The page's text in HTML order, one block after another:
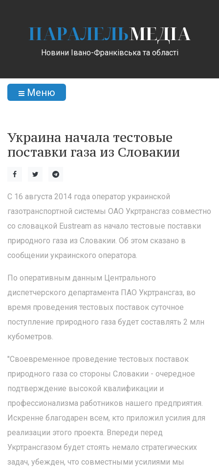
ПАРАЛЕЛЬМЕДІА
Новини Івано-Франківська та області
Меню
Украина начала тестовые
поставки газа из Словакии
С 16 августа 2014 года оператор украинской
газотранспортной системы ОАО Укртрансгаз совместно
со словацкой Eustream as начало тестовые поставки
природного газа из Словакии. Об этом сказано в
сообщении украинского оператора.
По оперативным данным Центрального
диспетчерского департамента ПАО Укртрансгаз, во
время проведения тестовых поставок суточное
поступление природного газа будет составлять 2 млн
кубометров.
"Своевременное проведение тестовых поставок
природного газа со стороны Словакии - очередное
подтверждение высокой квалификации и
профессионализма работников нашего предприятия.
Искренне благодарен всем, кто приложил усилия для
реализации этого проекта. Впереди перед
Укртрансгазом будет стоять немало стратегических
задач, убежден, что совместными усилиями мы